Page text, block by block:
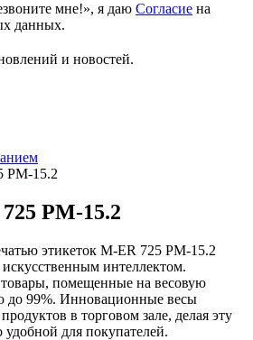
мне!», я даю Согласие на
данных.
и новостей.
PM-15.2
PM-15.2
этикеток M-ER 725 PM-15.2
интеллектом.
товары, помещенные на весовую
до 99%. Инновационные весы
в торговом зале, делая эту
для покупателей.